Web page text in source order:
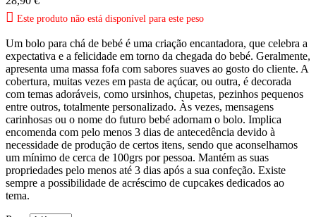
 Este produto não está disponível para este peso
Um bolo para chá de bebé é uma criação encantadora, que celebra a
expectativa e a felicidade em torno da chegada do bebé. Geralmente,
apresenta uma massa fofa com sabores suaves ao gosto do cliente. A
cobertura, muitas vezes em pasta de açúcar, ou outra, é decorada
com temas adoráveis, como ursinhos, chupetas, pezinhos pequenos
entre outros, totalmente personalizado. Às vezes, mensagens
carinhosas ou o nome do futuro bebé adornam o bolo. Implica
encomenda com pelo menos 3 dias de antecedência devido à
necessidade de produção de certos itens, sendo que aconselhamos
um mínimo de cerca de 100grs por pessoa. Mantém as suas
propriedades pelo menos até 3 dias após a sua confeção. Existe
sempre a possibilidade de acréscimo de cupcakes dedicados ao
tema.